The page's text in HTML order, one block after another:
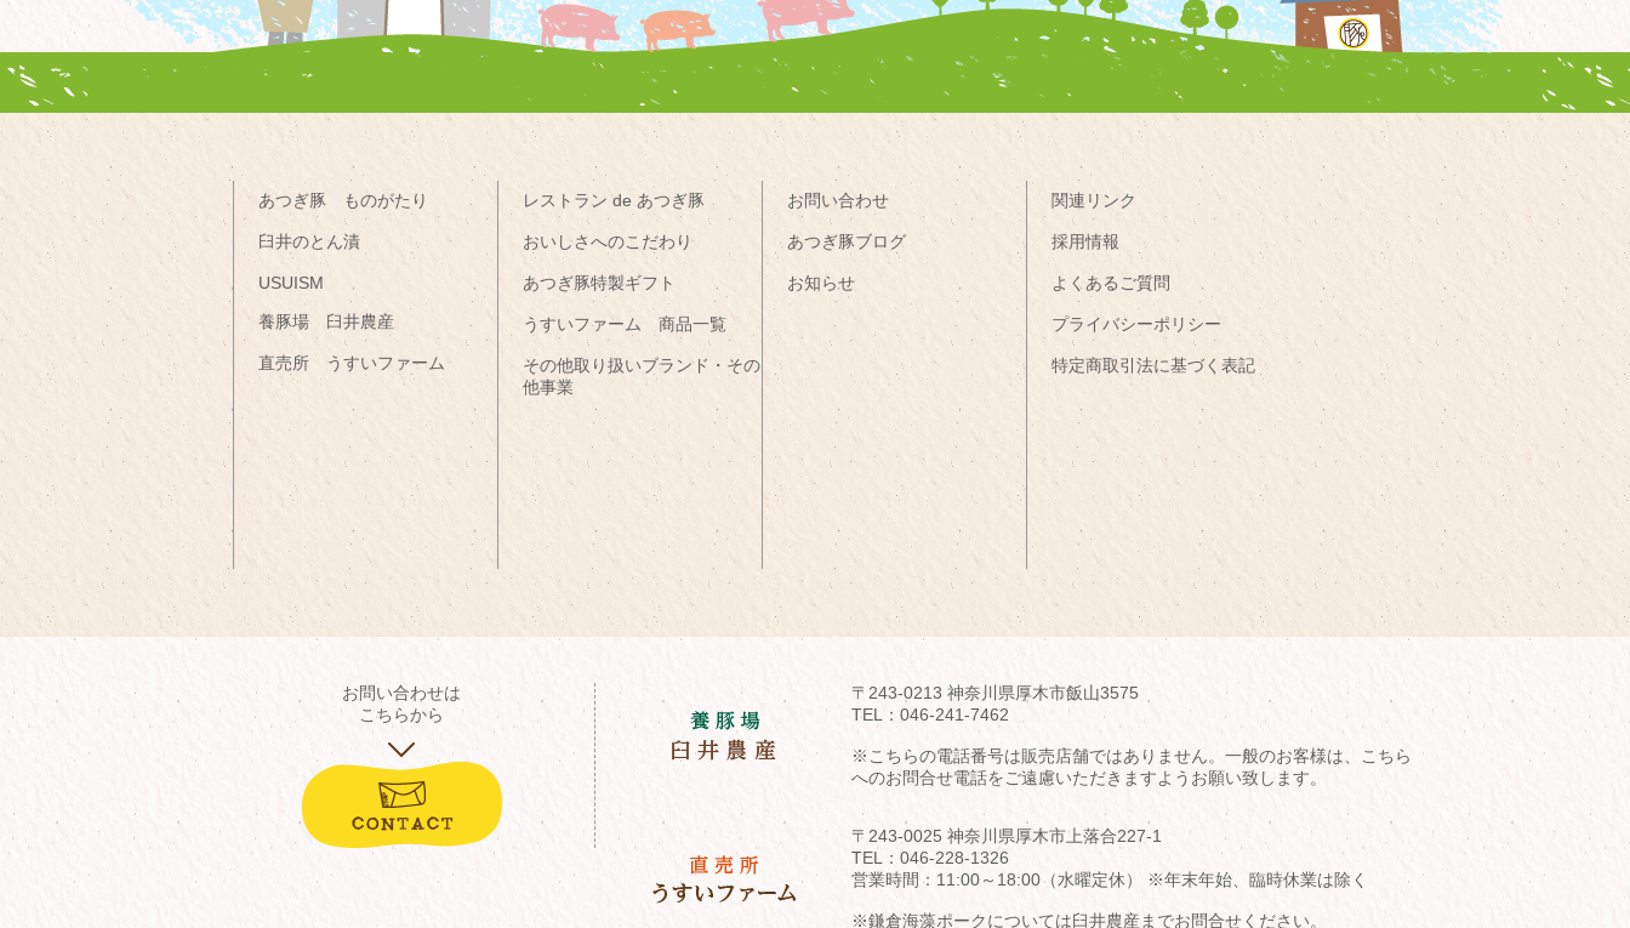
あつぎ豚 ものがたり
臼井のとん漬
USUISM
養豚場 臼井農産
直売所 うすいファーム
レストラン de あつぎ豚
おいしさへのこだわり
あつぎ豚特製ギフト
うすいファーム 商品一覧
その他取り扱いブランド・その
他事業
お問い合わせ
あつぎ豚ブログ
お知らせ
関連リンク
採用情報
よくあるご質問
プライバシーポリシー
特定商取引法に基づく表記
お問い合わせは
こちらから
〒243-0213 神奈川県厚木市飯山3575
TEL： 046-241-7462
※こちらの電話番号は販売店舗ではありません。一般のお客様は、こちら
へのお問合せ電話をご遠慮いただきますようお願い致します。
〒243-0025 神奈川県厚木市上落合227-1
TEL： 046-228-1326
営業時間：11:00～18:00（水曜定休） ※年末年始、臨時休業は除く
※鎌倉海藻ポークについては臼井農産までお問合せください。